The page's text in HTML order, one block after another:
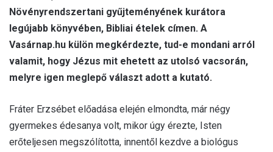
Növényrendszertani gyűjteményének kurátora
legújabb könyvében, Bibliai ételek címen. A
Vasárnap.hu külön megkérdezte, tud-e mondani arról
valamit, hogy Jézus mit ehetett az utolsó vacsorán,
melyre igen meglepő választ adott a kutató.
Fráter Erzsébet előadása elején elmondta, már négy
gyermekes édesanya volt, mikor úgy érezte, Isten
erőteljesen megszólította, innentől kezdve a biológus